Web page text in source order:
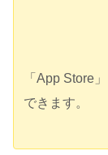
「App Store
できます。